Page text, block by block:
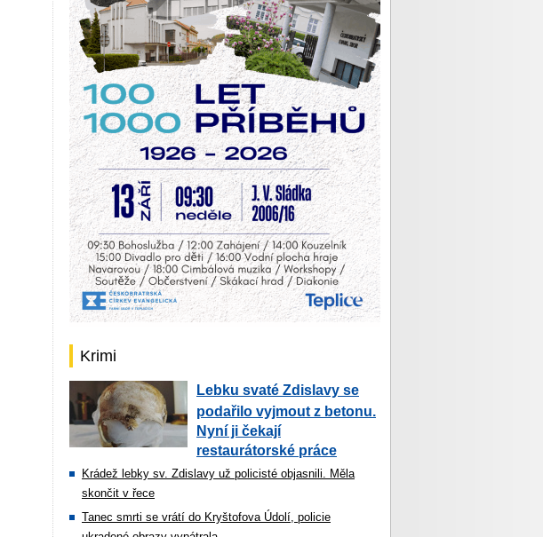
Krimi
Lebku svaté Zdislavy se
podařilo vyjmout z betonu.
Nyní ji čekají
restaurátorské práce
Krádež lebky sv. Zdislavy už policisté objasnili. Měla
skončit v řece
Tanec smrti se vrátí do Kryštofova Údolí, policie